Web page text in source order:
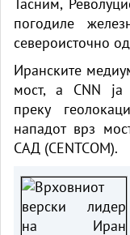
погодиле
североисточно
Иранските
мост, а CNN ја
преку
нападот врз
САД (CENTCOM).